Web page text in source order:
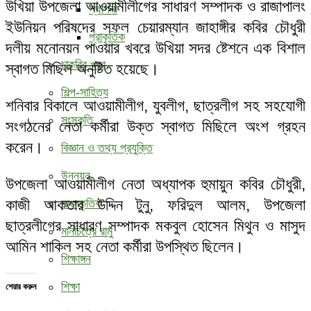
স্থাপনা
প্রাকৃতিক
চাকরির খবর
শিল্প-সাহিত্য
সংস্কৃতি
বিজ্ঞান ও তথ্য প্রযুক্তি
উন্নয়ন
সাংস্কৃতিক
মানচিত্রে রামু
শিক্ষাঙ্গন
শিক্ষা
উখিয়া উপজেলা আওয়ামীলীগের সাধারণ সম্পাদক ও রাজাপালং
ইউনিয়ন পরিষদের সফল চেয়ারম্যান জাহাঙ্গীর কবির চৌধুরী
দলীয় মনোনয়ন পাওয়ার খবরে উখিয়া সদর ষ্টেশনে এক বিশাল
স্বাগত মিছিল অনুষ্টিত হয়েছে।
শনিবার বিকালে আওয়ামীলীগ, যুবলীগ, ছাত্রলীগ সহ সহযোগী
সংগঠনের নেতা কর্মীরা উক্ত স্বাগত মিছিলে অংশ গ্রহন
করেন।
উপজেলা আওয়ামীলীগ নেতা অধ্যাপক হুমায়ুন কবির চৌধুরী,
কাজী আকতার উদ্দিন টুনু, ফরিদুল আলম, উপজেলা
ছাত্রলীগের সাধারণ সম্পাদক মকবুল হোসেন মিথুন ও মাসুদ
আমিন শাকিল সহ নেতা কর্মীরা উপস্থিত ছিলেন।
শেয়ার করুন